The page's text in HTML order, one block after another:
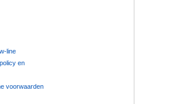
line
en
voorwaarden